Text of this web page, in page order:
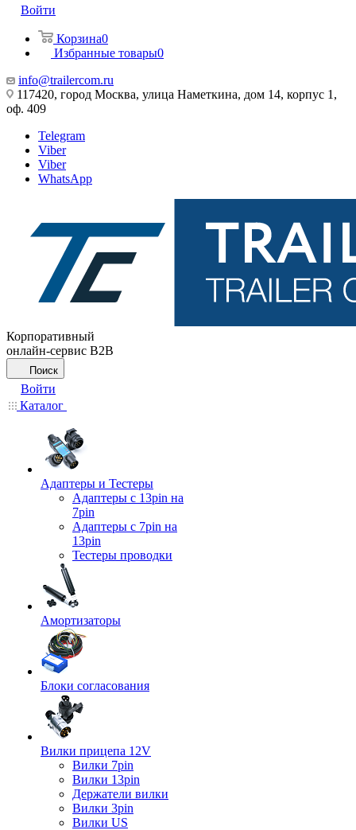
Войти
Корзина0
Избранные товары0
info@trailercom.ru
117420, город Москва, улица Наметкина, дом 14, корпус 1,
оф. 409
Telegram
Viber
Viber
WhatsApp
Корпоративный
онлайн-сервис B2B
Поиск
Войти
Каталог
Адаптеры и Тестеры
Адаптеры с 13pin на
7pin
Адаптеры с 7pin на
13pin
Тестеры проводки
Амортизаторы
Блоки согласования
Вилки прицепа 12V
Вилки 7pin
Вилки 13pin
Держатели вилки
Вилки 3pin
Вилки US